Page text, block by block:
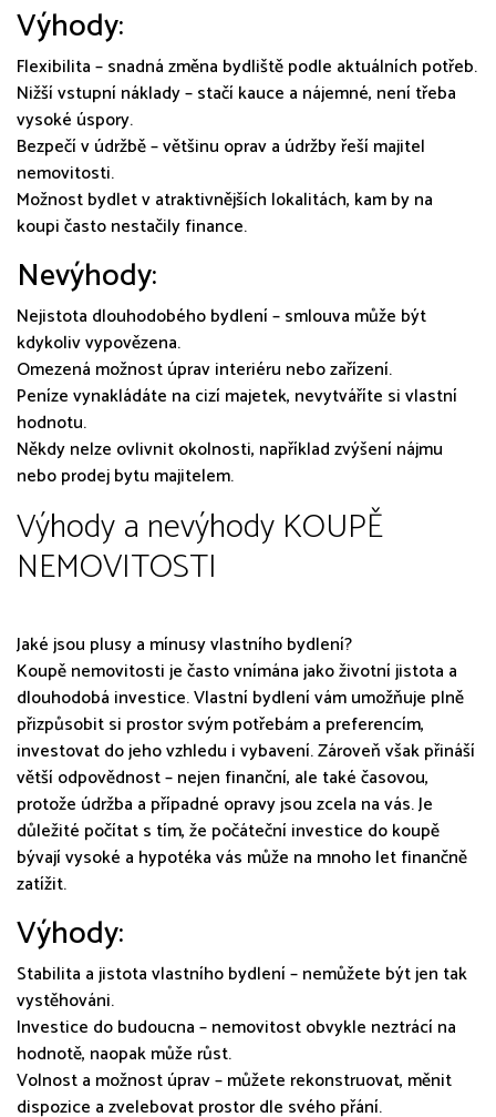
Výhody:
Flexibilita – snadná změna bydliště podle aktuálních potřeb.
Nižší vstupní náklady – stačí kauce a nájemné, není třeba
vysoké úspory.
Bezpečí v údržbě – většinu oprav a údržby řeší majitel
nemovitosti.
Možnost bydlet v atraktivnějších lokalitách, kam by na
koupi často nestačily finance.
Nevýhody:
Nejistota dlouhodobého bydlení – smlouva může být
kdykoliv vypovězena.
Omezená možnost úprav interiéru nebo zařízení.
Peníze vynakládáte na cizí majetek, nevytváříte si vlastní
hodnotu.
Někdy nelze ovlivnit okolnosti, například zvýšení nájmu
nebo prodej bytu majitelem.
Výhody a nevýhody KOUPĚ
NEMOVITOSTI
Jaké jsou plusy a mínusy vlastního bydlení?
Koupě nemovitosti je často vnímána jako životní jistota a
dlouhodobá investice. Vlastní bydlení vám umožňuje plně
přizpůsobit si prostor svým potřebám a preferencím,
investovat do jeho vzhledu i vybavení. Zároveň však přináší
větší odpovědnost – nejen finanční, ale také časovou,
protože údržba a případné opravy jsou zcela na vás. Je
důležité počítat s tím, že počáteční investice do koupě
bývají vysoké a hypotéka vás může na mnoho let finančně
zatížit.
Výhody:
Stabilita a jistota vlastního bydlení – nemůžete být jen tak
vystěhováni.
Investice do budoucna – nemovitost obvykle neztrácí na
hodnotě, naopak může růst.
Volnost a možnost úprav – můžete rekonstruovat, měnit
dispozice a zvelebovat prostor dle svého přání.